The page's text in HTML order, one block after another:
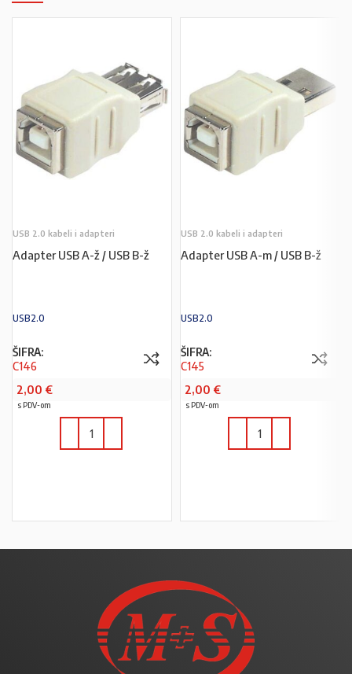
USB 2.0 kabeli i adapteri
Adapter USB A-ž / USB B-ž
USB2.0
ŠIFRA:
C146
2,00 €
s PDV-om
USB 2.0 kabeli i adapteri
Adapter USB A-m / USB B-ž
USB2.0
ŠIFRA:
C145
2,00 €
s PDV-om